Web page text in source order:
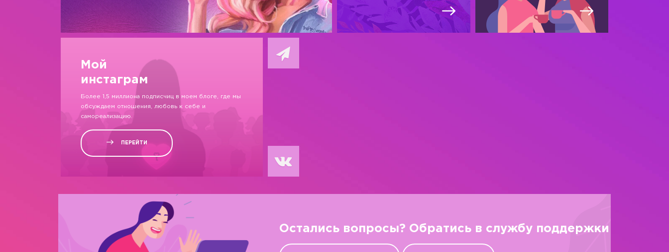
Мой
инстаграм
Более 1,5 миллиона подписчиц в моем блоге, где мы
обсуждаем отношения, любовь к себе и
самореализацию.
ПЕРЕЙТИ
Остались вопросы? Обратись в службу поддержки